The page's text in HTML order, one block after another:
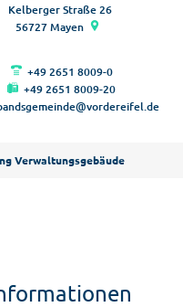
Kelberger Straße 26
56727 Mayen
+49 2651 8009-0
+49 2651 8009-20
Verwaltungsgebäude